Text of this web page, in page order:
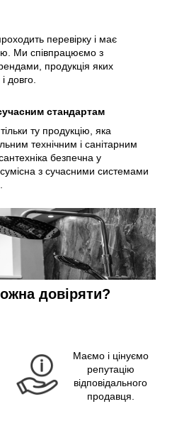
перевірку і має
Ми співпрацюємо з
продукція яких
довго.
стандартам
ту продукцію, яка
технічним і санітарним
безпечна у
сумісна з сучасними системами
довіряти?
Маємо і цінуємо
репутацію
відповідального
продавця.